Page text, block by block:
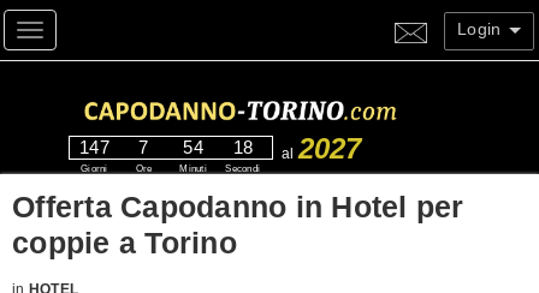
Toggle navigation Login
147
Giorni
7
Ore
54
Minuti
17
Secondi
al 2027
Offerta Capodanno in Hotel per
coppie a Torino
in HOTEL